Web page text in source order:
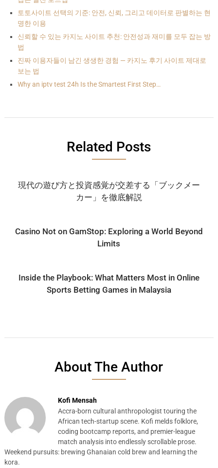
토토사이트 선택의 기준: 안전, 신뢰, 그리고 데이터로 판별하는 현
명한 이용
신뢰할 수 있는 카지노 사이트 추천: 안전성과 재미를 모두 잡는 방
법
진짜 이용자들이 남긴 생생한 경험 — 카지노 후기 사이트 제대로
보는 법
Why an iptv test 24h Is the Smartest First Step…
Related Posts
現代の遊び方と投資感覚が交差する「ブックメー
カー」を徹底解説
Casino Not on GamStop: Exploring a World Beyond
Limits
Inside the Playbook: What Matters Most in Online
Sports Betting Games in Malaysia
About The Author
Kofi Mensah
Accra-born cultural anthropologist touring the
African tech-startup scene. Kofi melds folklore,
coding bootcamp reports, and premier-league
match analysis into endlessly scrollable prose.
Weekend pursuits: brewing Ghanaian cold brew and learning the
kora.